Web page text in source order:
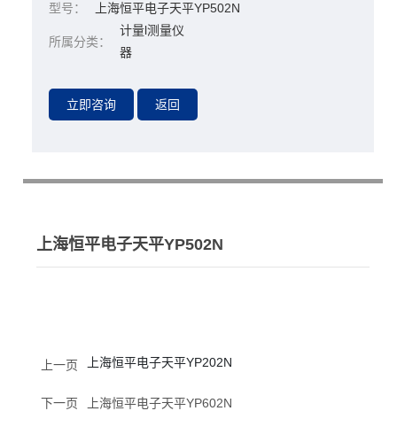
型号： 上海恒平电子天平YP502N
所属分类：
计量l测量仪
器
上海恒平电子天平YP502N
上一页 上海恒平电子天平YP202N
下一页 上海恒平电子天平YP602N